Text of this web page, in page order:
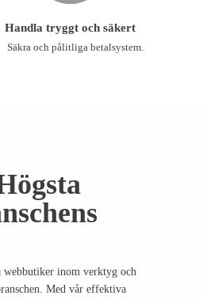
Handla tryggt och säkert
Säkra och pålitliga betalsystem.
webbutiker inom verktyg och
Med vår effektiva